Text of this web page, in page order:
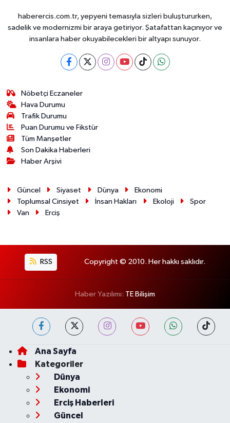
haberercis.com.tr, yepyeni temasıyla sizleri buluştururken,
sadelik ve modernizmi bir araya getiriyor. Şatafattan kaçınıyor ve
insanlara haber okuyabilecekleri bir altyapı sunuyor.
Nöbetçi Eczaneler
Hava Durumu
Trafik Durumu
Puan Durumu ve Fikstür
Tüm Manşetler
Son Dakika Haberleri
Haber Arşivi
Güncel Siyaset Dünya
Ekonomi
Toplumsal Cinsiyet
İnsan Hakları Ekoloji
Spor
Van
Erciş
RSS Copyright © 2010. Her hakkı saklıdır.
Haber Yazılımı: TE Bilişim
Ana Sayfa
Kategoriler
Dünya
Ekonomi
Erciş Haberleri
Güncel